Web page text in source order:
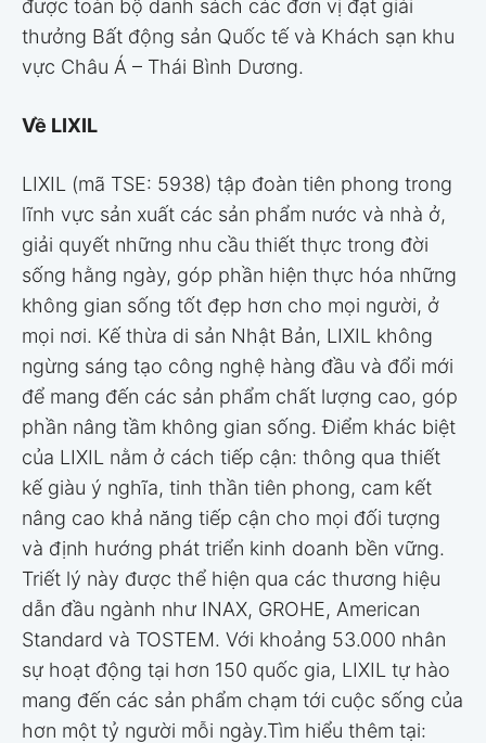
được toàn bộ danh sách các đơn vị đạt giải
thưởng Bất động sản Quốc tế và Khách sạn khu
vực Châu Á – Thái Bình Dương.
Về LIXIL
LIXIL (mã TSE: 5938) tập đoàn tiên phong trong
lĩnh vực sản xuất các sản phẩm nước và nhà ở,
giải quyết những nhu cầu thiết thực trong đời
sống hằng ngày, góp phần hiện thực hóa những
không gian sống tốt đẹp hơn cho mọi người, ở
mọi nơi. Kế thừa di sản Nhật Bản, LIXIL không
ngừng sáng tạo công nghệ hàng đầu và đổi mới
để mang đến các sản phẩm chất lượng cao, góp
phần nâng tầm không gian sống. Điểm khác biệt
của LIXIL nằm ở cách tiếp cận: thông qua thiết
kế giàu ý nghĩa, tinh thần tiên phong, cam kết
nâng cao khả năng tiếp cận cho mọi đối tượng
và định hướng phát triển kinh doanh bền vững.
Triết lý này được thể hiện qua các thương hiệu
dẫn đầu ngành như INAX, GROHE, American
Standard và TOSTEM. Với khoảng 53.000 nhân
sự hoạt động tại hơn 150 quốc gia, LIXIL tự hào
mang đến các sản phẩm chạm tới cuộc sống của
hơn một tỷ người mỗi ngày.Tìm hiểu thêm tại: